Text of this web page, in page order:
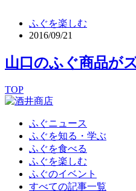
ふぐを楽しむ
2016/09/21
山口のふぐ商品が
TOP
ふぐニュース
ふぐを知る・学ぶ
ふぐを食べる
ふぐを楽しむ
ふぐのイベント
すべての記事一覧